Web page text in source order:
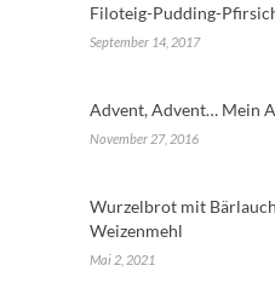
Filoteig-Pudding-
September 14, 2017
Advent, Advent… Mein
November 27, 2016
Wurzelbrot mit
Weizenmehl
Mai 2, 2021